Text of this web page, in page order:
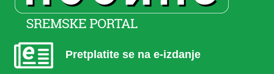
Pretplatite se na e-izdanje